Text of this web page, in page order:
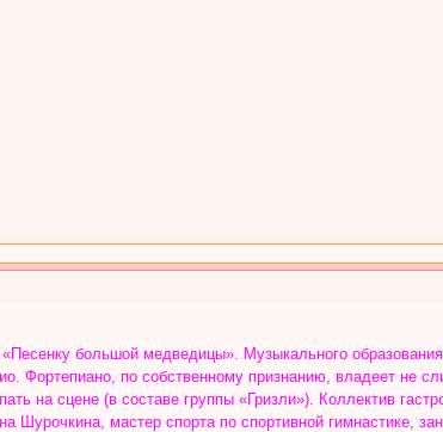
большой медведицы». Музыкального
Фортепиано, по собственному признанию, владеет не
на сцене (в составе группы «Гризли»). Коллектив
мастер спорта по спортивной гимнастике,